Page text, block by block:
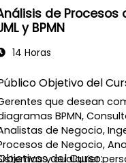
de Procesos
y BPMN
14 Horas
Objetivo del
que desean
BPMN,
de Negocio,
de Negocio,
y cualquier
del Curso: